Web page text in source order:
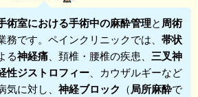
術室における手術中の麻酔管理と周術
務です。 ペインクリニックでは、 帯状
る神経痛 、頚椎・腰椎の疾患、 三叉神
性ジストロフィー 、カウザルギーなど
に対し、 神経ブロック （局所麻酔で